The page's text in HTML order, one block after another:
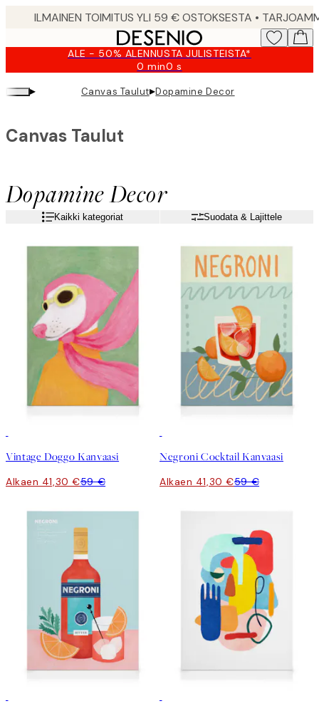
ALE - 50% ALENNUSTA JULISTEISTA*
0 min0 s
Voimassa
asti:
2026-
▸ Canvas Taulut▸Dopamine Decor
Dopamine Decor
Canvas Taulut
Kaikki kategoriat Suodata & Lajittele
Vintage Doggo Kanvaasi
Alkaen 41,30 €59 €
Negroni Cocktail Kanvaasi
Alkaen 41,30 €59 €